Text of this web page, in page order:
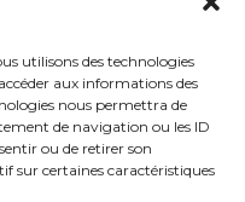
utilisons des technologies
aux informations des
nous permettra de
de navigation ou les ID
ou de retirer son
sur certaines caractéristiques
450 229-2992
50 rue morin,
Adèle, Québec
2P7